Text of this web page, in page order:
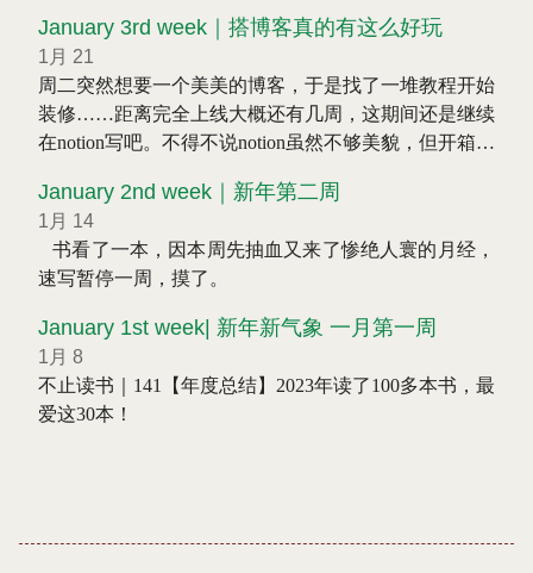
January 3rd week｜搭博客真的有这么好玩
1月 21
周二突然想要一个美美的博客，于是找了一堆教程开始
装修……距离完全上线大概还有几周，这期间还是继续
在notion写吧。不得不说notion虽然不够美貌，但开箱即
notion to hugo的自动化，会很难坚持写下去，因为我还
是用手机写的多，也不想再下一个md编辑器了。
January 2nd week｜新年第二周
1月 14
⠀书看了一本，因本周先抽血又来了惨绝人寰的月经，
速写暂停一周，摸了。
January 1st week| 新年新气象 一月第一周
1月 8
不止读书｜141【年度总结】2023年读了100多本书，最
爱这30本！